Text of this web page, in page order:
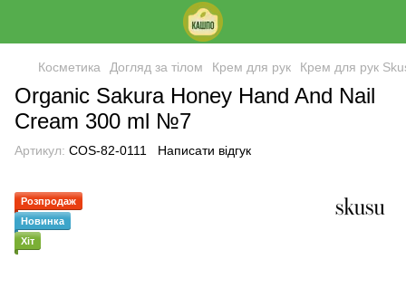
Косметика Догляд за тілом Крем для рук Крем для рук
Organic Sakura Honey Hand And Nail
Cream 300 ml №7
Артикул: COS-82-0111 Написати відгук
Розпродаж
Новинка
Хіт